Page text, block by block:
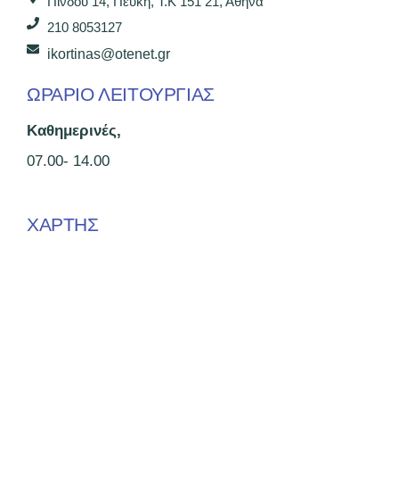
210 8053127
ikortinas@otenet.gr
ΩΡΑΡΙΟ ΛΕΙΤΟΥΡΓΙΑΣ
Καθημερινές,
07.00- 14.00
ΧΑΡΤΗΣ